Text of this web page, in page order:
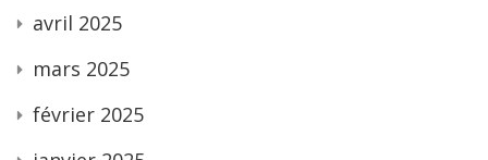
avril 2025
mars 2025
février 2025